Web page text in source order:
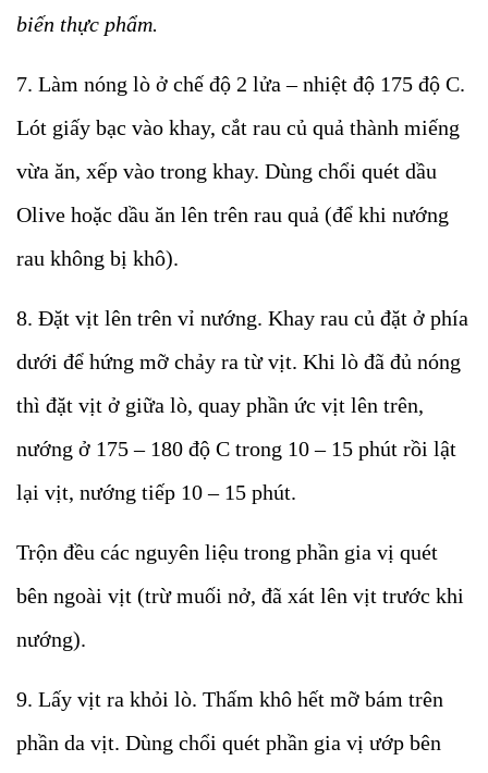
biến thực phẩm.
7. Làm nóng lò ở chế độ 2 lửa – nhiệt độ 175 độ C.
Lót giấy bạc vào khay, cắt rau củ quả thành miếng
vừa ăn, xếp vào trong khay. Dùng chổi quét dầu
Olive hoặc dầu ăn lên trên rau quả (để khi nướng
rau không bị khô).
8. Đặt vịt lên trên vỉ nướng. Khay rau củ đặt ở phía
dưới để hứng mỡ chảy ra từ vịt. Khi lò đã đủ nóng
thì đặt vịt ở giữa lò, quay phần ức vịt lên trên,
nướng ở 175 – 180 độ C trong 10 – 15 phút rồi lật
lại vịt, nướng tiếp 10 – 15 phút.
Trộn đều các nguyên liệu trong phần gia vị quét
bên ngoài vịt (trừ muối nở, đã xát lên vịt trước khi
nướng).
9. Lấy vịt ra khỏi lò. Thấm khô hết mỡ bám trên
phần da vịt. Dùng chổi quét phần gia vị ướp bên